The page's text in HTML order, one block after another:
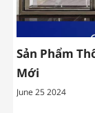
Sản Phẩm
Mới
June 25 2024